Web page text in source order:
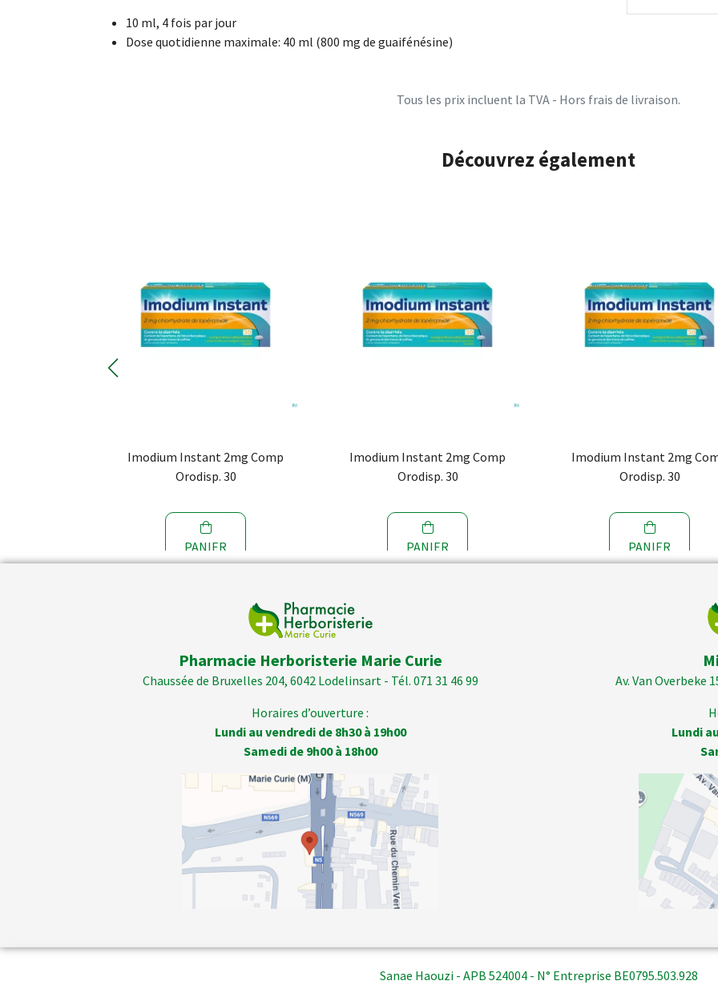
10 ml, 4 fois par jour
Dose quotidienne maximale: 40 ml (800 mg de guaifénésine)
Tous les prix incluent la TVA - Hors frais de livraison.
Découvrez également
Imodium Instant 2mg Comp
Orodisp. 30
PANIER
Imodium Instant 2mg Comp
Orodisp. 30
PANIER
Imodium Instant 2mg
Orodisp. 30
PANIER
Pharmacie Herboristerie Marie Curie
Chaussée de Bruxelles 204, 6042 Lodelinsart - Tél. 071 31 46 99
Horaires d’ouverture :
Lundi au vendredi de 8h30 à 19h00
Samedi de 9h00 à 18h00
Av. Van Overbeke
Lundi
Sanae Haouzi - APB 524004 - N° Entreprise BE0795.503.928